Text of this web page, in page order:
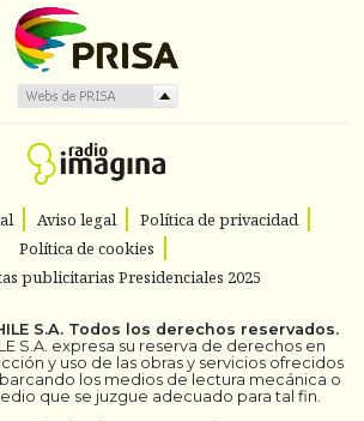
Aviso legal
Política de privacidad
Política de cookies
publicitarias Presidenciales 2025
S.A. Todos los derechos reservados.
S.A. expresa su reserva de derechos en
y uso de las obras y servicios ofrecidos
los medios de lectura mecánica o
que se juzgue adecuado para tal fin.